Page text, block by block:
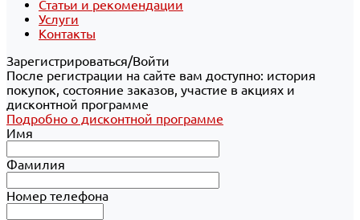
Статьи и рекомендации
Услуги
Контакты
Зарегистрироваться/Войти
После регистрации на сайте вам доступно: история
покупок, состояние заказов, участие в акциях и
дисконтной программе
Подробно о дисконтной программе
Имя
Фамилия
Номер телефона